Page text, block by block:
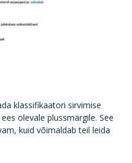
klassifikaatori sirvimise
olevale plussmärgile. See
kuid võimaldab teil leida